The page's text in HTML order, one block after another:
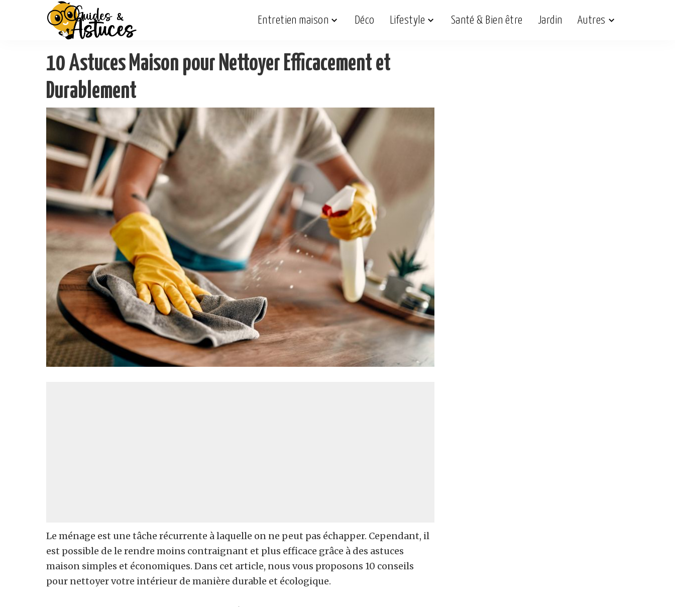
Entretien maison Déco Lifestyle Santé & Bien être Jardin Autres
10 Astuces Maison pour Nettoyer Efficacement et
Durablement
Le ménage est une tâche récurrente à laquelle on ne peut pas échapper. Cependant, il
est possible de le rendre moins contraignant et plus efficace grâce à des astuces
maison simples et économiques. Dans cet article, nous vous proposons 10 conseils
pour nettoyer votre intérieur de manière durable et écologique.